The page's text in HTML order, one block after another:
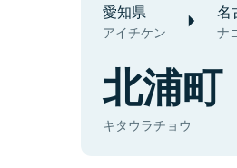
愛知県
アイチケン
名
ナ
北浦町
キタウラチョウ